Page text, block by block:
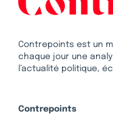
Contrepoints est un
chaque jour une
l’actualité politique,
Contrepoints